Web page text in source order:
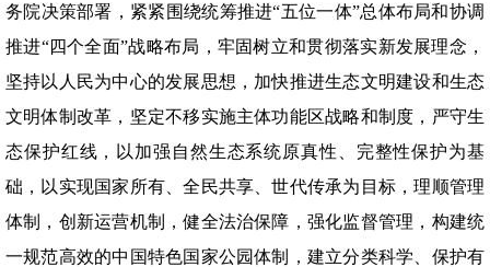
务院决策部署，紧紧围绕统筹推进“五位一体”总体布局和协调
推进“四个全面”战略布局，牢固树立和贯彻落实新发展理念，
坚持以人民为中心的发展思想，加快推进生态文明建设和生态
文明体制改革，坚定不移实施主体功能区战略和制度，严守生
态保护红线，以加强自然生态系统原真性、完整性保护为基
础，以实现国家所有、全民共享、世代传承为目标，理顺管理
体制，创新运营机制，健全法治保障，强化监督管理，构建统
一规范高效的中国特色国家公园体制，建立分类科学、保护有